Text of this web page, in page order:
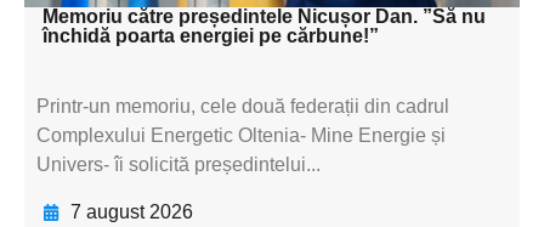
Memoriu către președintele Nicușor Dan. ”Să nu
închidă poarta energiei pe cărbune!”
Printr-un memoriu, cele două federații din cadrul
Complexului Energetic Oltenia- Mine Energie și
Univers- îi solicită președintelui...
7 august 2026